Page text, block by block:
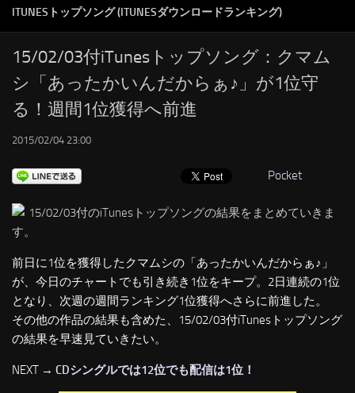
RSS
LINKS
ITUNESトップソング (ITUNESダウンロードランキング)
15/02/03付iTunesトップソング：クマム
シ「あったかいんだからぁ♪」が1位守
る！週間1位獲得へ前進
2015/02/04 23:00
Pocket
15/02/03付のiTunesトップソングの結果をまとめていきま
す。
前日に1位を獲得したクマムシの「あったかいんだからぁ♪」
が、今日のチャートでも引き続き1位をキープ。2日連続の1位
となり、次週の週間ランキング1位獲得へさらに前進した。
その他の作品の結果も含めた、15/02/03付iTunesトップソング
の結果を早速見ていきたい。
NEXT → CDシングルでは12位でも配信は1位！